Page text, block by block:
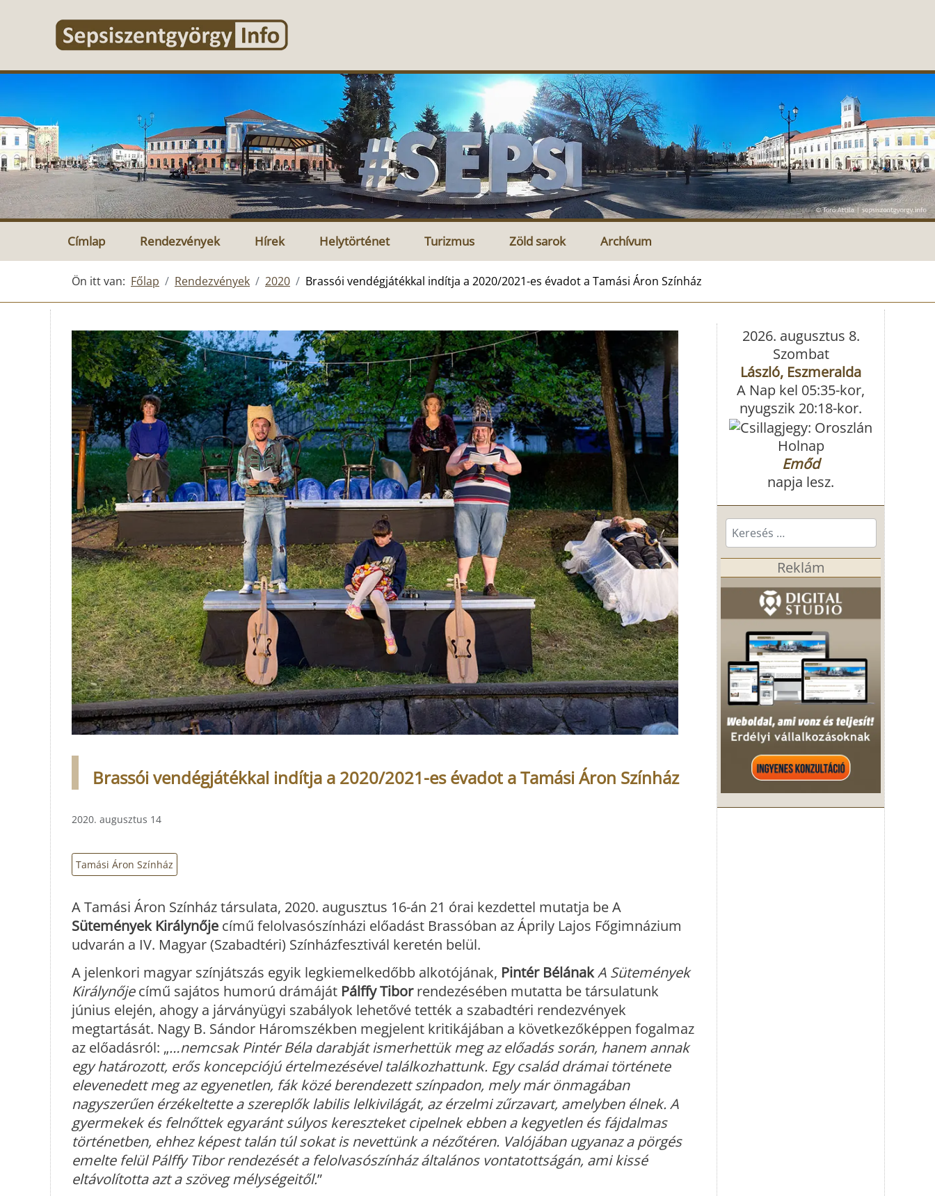
Címlap Rendezvények Hírek Helytörténet Turizmus Zöld sarok Archívum
Ön itt van: Főlap Rendezvények 2020 Brassói vendégjátékkal indítja a 2020/2021-es évadot a Tamási Áron Színház
Brassói vendégjátékkal indítja a 2020/2021-es évadot a Tamási Áron Színház
2020. augusztus 14
Tamási Áron Színház
A Tamási Áron Színház társulata, 2020. augusztus 16-án 21 órai kezdettel mutatja be A
Sütemények Királynője című felolvasószínházi előadást Brassóban az Áprily Lajos Főgimnázium
udvarán a IV. Magyar (Szabadtéri) Színházfesztivál keretén belül.
A jelenkori magyar színjátszás egyik legkiemelkedőbb alkotójának, Pintér BélánakA Sütemények
Királynőjecímű sajátos humorú drámáját Pálffy Tiborrendezésében mutatta be társulatunk
június elején, ahogy a járványügyi szabályok lehetővé tették a szabadtéri rendezvények
megtartását. Nagy B. Sándor Háromszékben megjelent kritikájában a következőképpen fogalmaz
az előadásról: „…nemcsak Pintér Béla darabját ismerhettük meg az előadás során, hanem annak
egy határozott, erős koncepciójú értelmezésével találkozhattunk. Egy család drámai története
elevenedett meg az egyenetlen, fák közé berendezett színpadon, mely már önmagában
nagyszerűen érzékeltette a szereplők labilis lelkivilágát, az érzelmi zűrzavart, amelyben élnek. A
gyermekek és felnőttek egyaránt súlyos kereszteket cipelnek ebben a kegyetlen és fájdalmas
történetben, ehhez képest talán túl sokat is nevettünk a nézőtéren. Valójában ugyanaz a pörgés
emelte felül Pálffy Tibor rendezését a felolvasószínház általános vontatottságán, ami kissé
eltávolította azt a szöveg mélységeitől.”
2026. augusztus 8.
Szombat
László, Eszmeralda
A Nap kel 05:35-kor,
nyugszik 20:18-kor.
Holnap
Emőd
napja lesz.
Keresés...
Reklám